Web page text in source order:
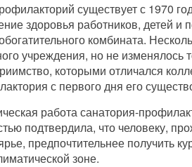
существует с 1970
здоровья работников, детей и
комбината.
учреждения, но не изменялось
которыми отличался
с первого дня его
работа санатория-
подтвердила, что человеку,
предпочтительнее получить
зоне.